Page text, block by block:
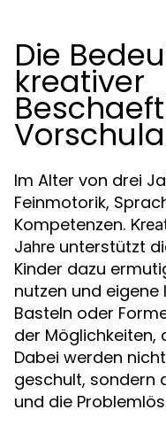
Die
kreativer
Im Alter von drei
Feinmotorik,
Kompetenzen.
Jahre unterstützt
Kinder dazu
nutzen und eigene
Basteln oder
der Möglichkeiten,
Dabei werden
geschult, sondern
und die